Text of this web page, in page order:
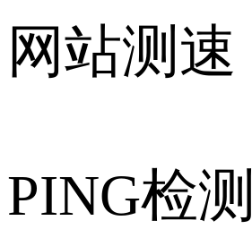
网站测速
PING检测